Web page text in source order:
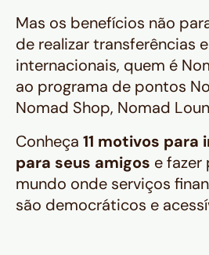
Mas os benefícios não
de realizar transferências
internacionais, quem é
ao programa de pontos
Nomad Shop, Nomad
Conheça 11 motivos para
para seus amigos e fazer
mundo onde serviços
são democráticos e